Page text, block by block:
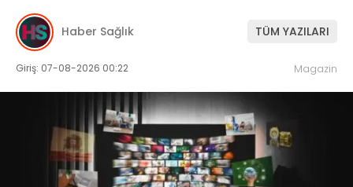
Haber Sağlık TÜM YAZILARI
Giriş: 07-08-2026 00:22 Magazin